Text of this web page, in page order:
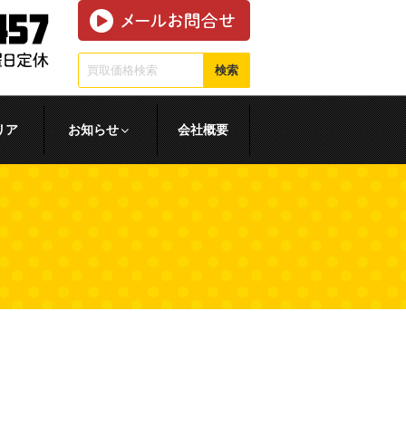
検索
ア お知らせ 会社概要